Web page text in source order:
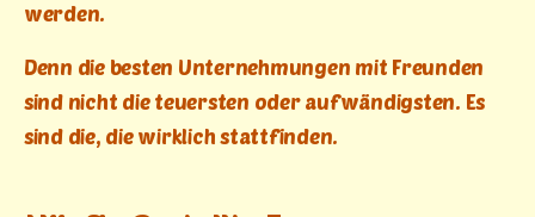
werden.
Denn die besten Unternehmungen mit Freunden
sind nicht die teuersten oder aufwändigsten. Es
sind die, die wirklich stattfinden.